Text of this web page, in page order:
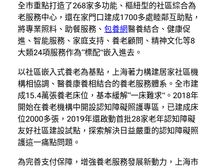
全市重點打造了268家多功能、樞紐型的社區綜合為
老服務中心，還在家門口建成1700多處睦鄰互助點，
將專業照料、助餐服務、 包養網醫養結合、健康促
進、智能服務、家庭支持、養老顧問、精神文化等8
大類24項服務作為“標配”嵌入進去。
以社區嵌入式養老為基點，上海著力構建居家社區機
構相協調、醫養康養相結合的養老服務體系。全市建
成15.4萬張養老床位，基本緩解“一床難求”。2018年
開始在養老機構中開設認知障礙照護專區，已建成床
位2000多張，2019年還啟動首批28家老年認知障礙
友好社區建設試點，探索解決日益嚴重的認知障礙照
護這一痛點問題。
為完善支付保障，增強養老服務發展新動力，上海市